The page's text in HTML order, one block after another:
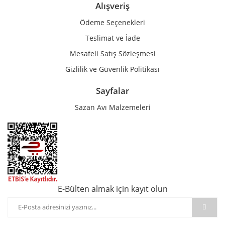
Alışveriş
Ödeme Seçenekleri
Teslimat ve İade
Mesafeli Satış Sözleşmesi
Gizlilik ve Güvenlik Politikası
Sayfalar
Sazan Avı Malzemeleri
E-Bülten almak için kayıt olun